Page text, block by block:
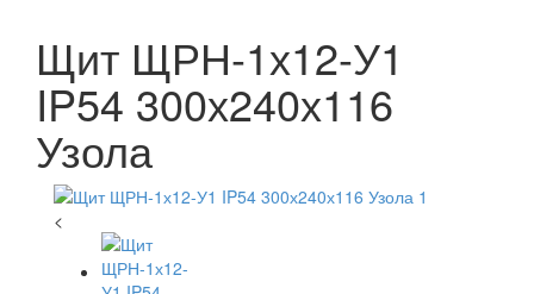
Щит ЩРН-1х12-У1
IP54 300х240х116
Узола
<